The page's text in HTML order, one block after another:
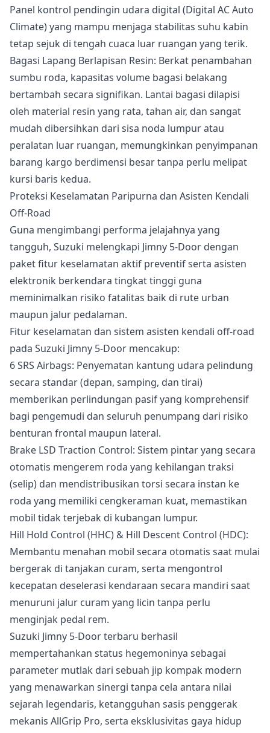
Panel kontrol pendingin udara digital (Digital AC Auto
Climate) yang mampu menjaga stabilitas suhu kabin
tetap sejuk di tengah cuaca luar ruangan yang terik.
Bagasi Lapang Berlapisan Resin: Berkat penambahan
sumbu roda, kapasitas volume bagasi belakang
bertambah secara signifikan. Lantai bagasi dilapisi
oleh material resin yang rata, tahan air, dan sangat
mudah dibersihkan dari sisa noda lumpur atau
peralatan luar ruangan, memungkinkan penyimpanan
barang kargo berdimensi besar tanpa perlu melipat
kursi baris kedua.
Proteksi Keselamatan Paripurna dan Asisten Kendali
Off-Road
Guna mengimbangi performa jelajahnya yang
tangguh, Suzuki melengkapi Jimny 5-Door dengan
paket fitur keselamatan aktif preventif serta asisten
elektronik berkendara tingkat tinggi guna
meminimalkan risiko fatalitas baik di rute urban
maupun jalur pedalaman.
Fitur keselamatan dan sistem asisten kendali off-road
pada Suzuki Jimny 5-Door mencakup:
6 SRS Airbags: Penyematan kantung udara pelindung
secara standar (depan, samping, dan tirai)
memberikan perlindungan pasif yang komprehensif
bagi pengemudi dan seluruh penumpang dari risiko
benturan frontal maupun lateral.
Brake LSD Traction Control: Sistem pintar yang secara
otomatis mengerem roda yang kehilangan traksi
(selip) dan mendistribusikan torsi secara instan ke
roda yang memiliki cengkeraman kuat, memastikan
mobil tidak terjebak di kubangan lumpur.
Hill Hold Control (HHC) & Hill Descent Control (HDC):
Membantu menahan mobil secara otomatis saat mulai
bergerak di tanjakan curam, serta mengontrol
kecepatan deselerasi kendaraan secara mandiri saat
menuruni jalur curam yang licin tanpa perlu
menginjak pedal rem.
Suzuki Jimny 5-Door terbaru berhasil
mempertahankan status hegemoninya sebagai
parameter mutlak dari sebuah jip kompak modern
yang menawarkan sinergi tanpa cela antara nilai
sejarah legendaris, ketangguhan sasis penggerak
mekanis AllGrip Pro, serta eksklusivitas gaya hidup